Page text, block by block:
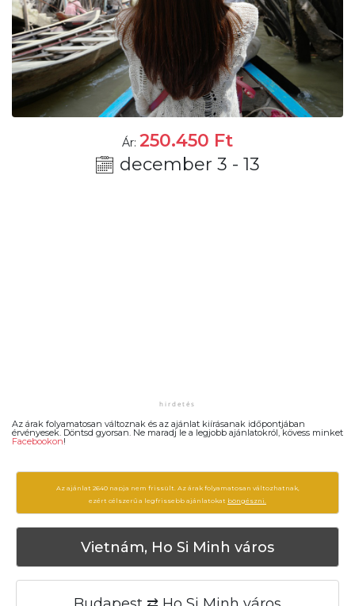
Ár: 250.450 Ft
december 3 - 13
Az árak folyamatosan változnak és az ajánlat kiírásanak időpontjában
érvényesek. Döntsd gyorsan. Ne maradj le a legjobb ajánlatokról, kövess minket
Facebookon!
Az ajánlat 2640 napja nem frissült. Az árak folyamatosan változhatnak,
ezért célszerű a legfrissebb ajánlatokat böngészni.
Vietnám, Ho Si Minh város